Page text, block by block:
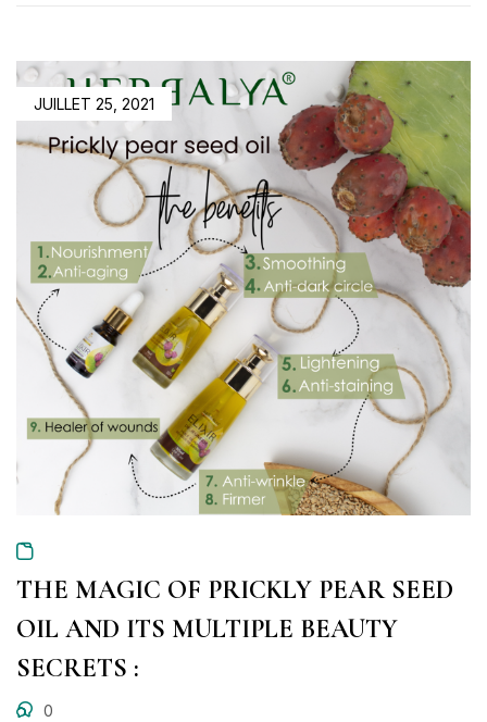
JUILLET 25, 2021
THE MAGIC OF PRICKLY PEAR SEED
OIL AND ITS MULTIPLE BEAUTY
SECRETS :
0